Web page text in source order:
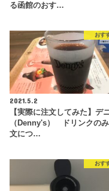
る函館のおす…
おす
2021.5.2
【実際に注文してみた】デ
（Denny's） ドリンクの
文につ…
おす